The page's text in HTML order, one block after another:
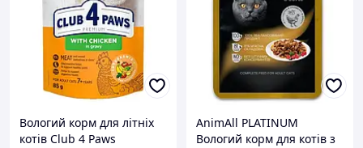
Вологий корм для літніх
котів Club 4 Paws
AnimAll PLATINUM
Вологий корм для котів з